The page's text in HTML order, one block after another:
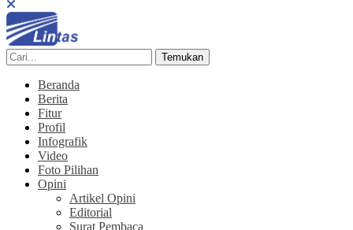
Temukan
Beranda
Berita
Fitur
Profil
Infografik
Video
Foto Pilihan
Opini
Artikel Opini
Editorial
Surat Pembaca